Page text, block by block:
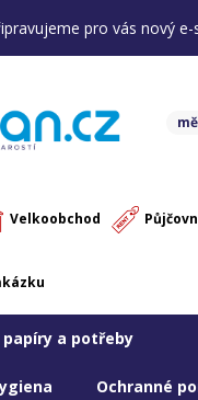
pro vás nový e-
Velkoobchod
papíry a potřeby
Ochranné